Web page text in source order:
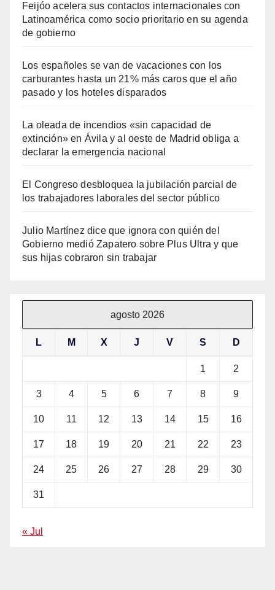
Feijóo acelera sus contactos internacionales con
Latinoamérica como socio prioritario en su agenda
de gobierno
Los españoles se van de vacaciones con los
carburantes hasta un 21% más caros que el año
pasado y los hoteles disparados
La oleada de incendios «sin capacidad de
extinción» en Ávila y al oeste de Madrid obliga a
declarar la emergencia nacional
El Congreso desbloquea la jubilación parcial de
los trabajadores laborales del sector público
Julio Martínez dice que ignora con quién del
Gobierno medió Zapatero sobre Plus Ultra y que
sus hijas cobraron sin trabajar
agosto 2026
L M X J V S D
1 2
3 4 5 6 7 8 9
10 11 12 13 14 15 16
17 18 19 20 21 22 23
24 25 26 27 28 29 30
31
« Jul